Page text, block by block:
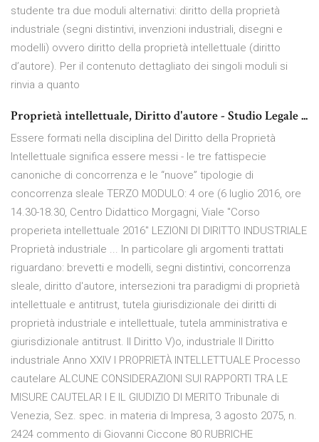
studente tra due moduli alternativi: diritto della proprietà
industriale (segni distintivi, invenzioni industriali, disegni e
modelli) ovvero diritto della proprietà intellettuale (diritto
d’autore). Per il contenuto dettagliato dei singoli moduli si
rinvia a quanto
Proprietà intellettuale, Diritto d'autore - Studio Legale ...
Essere formati nella disciplina del Diritto della Proprietà
Intellettuale significa essere messi - le tre fattispecie
canoniche di concorrenza e le “nuove” tipologie di
concorrenza sleale TERZO MODULO: 4 ore (6 luglio 2016, ore
14.30-18.30, Centro Didattico Morgagni, Viale "Corso
properieta intellettuale 2016" LEZIONI DI DIRITTO INDUSTRIALE
Proprietà industriale ... In particolare gli argomenti trattati
riguardano: brevetti e modelli, segni distintivi, concorrenza
sleale, diritto d'autore, intersezioni tra paradigmi di proprietà
intellettuale e antitrust, tutela giurisdizionale dei diritti di
proprietà industriale e intellettuale, tutela amministrativa e
giurisdizionale antitrust. Il Diritto V)o, industriale Il Diritto
industriale Anno XXIV I PROPRIETÀ INTELLETTUALE Processo
cautelare ALCUNE CONSIDERAZIONI SUI RAPPORTI TRA LE
MISURE CAUTELAR I E IL GIUDIZIO DI MERITO Tribunale di
Venezia, Sez. spec. in materia di Impresa, 3 agosto 2075, n.
2424 commento di Giovanni Ciccone 80 RUBRICHE